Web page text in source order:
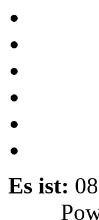
Es ist: